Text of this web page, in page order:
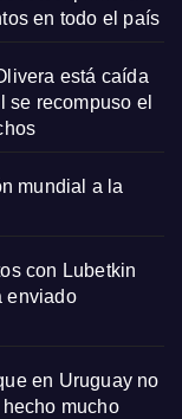
en todo el país
está caída
se recompuso el
mundial a la
con Lubetkin
enviado
en Uruguay no
mucho